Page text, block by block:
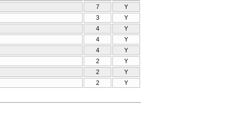
7
Υ
3
Υ
4
Υ
4
Υ
4
Υ
2
Υ
2
Υ
2 Υ